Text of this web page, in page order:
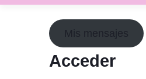
Mis mensajes
Acceder